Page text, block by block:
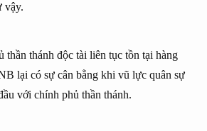
vậy.
thần thánh độc tài liên tục tồn tại hàng
lại có sự cân bằng khi vũ lực quân sự
với chính phủ thần thánh.